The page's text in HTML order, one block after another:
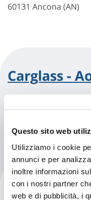
Questo sito web
Utilizziamo i cookie
annunci e per
inoltre informazioni
con i nostri partner
web e di pubblicità, i
60131 Ancona (AN)
Carglass -
Carglass -